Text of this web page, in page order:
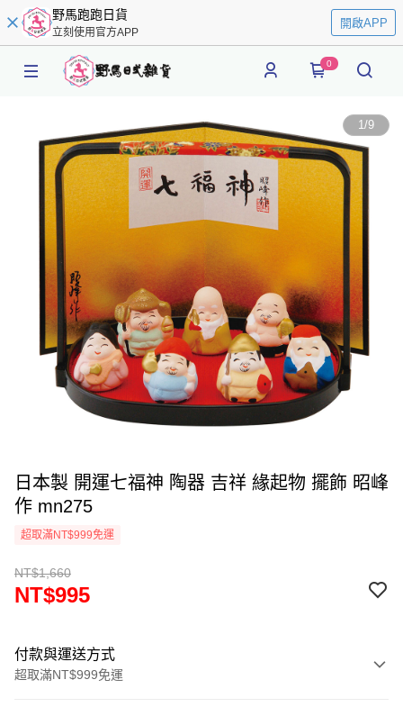
野馬跑跑日貨
立刻使用官方APP
開啟APP
0
1/9
日本製 開運七福神 陶器 吉祥 緣起物 擺飾 昭峰
作 mn275
超取滿NT$999免運
NT$1,660
NT$995
付款與運送方式
超取滿NT$999免運